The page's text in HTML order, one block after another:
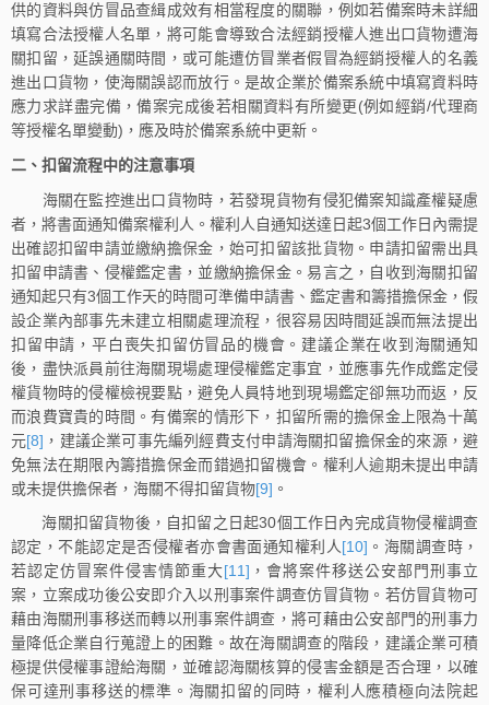
供的資料與仿冒品查緝成效有相當程度的關聯，例如若備案時未詳細
填寫合法授權人名單，將可能會導致合法經銷授權人進出口貨物遭海
關扣留，延誤通關時間，或可能遭仿冒業者假冒為經銷授權人的名義
進出口貨物，使海關誤認而放行。是故企業於備案系統中填寫資料時
應力求詳盡完備，備案完成後若相關資料有所變更(例如經銷/代理商
等授權名單變動)，應及時於備案系統中更新。
二、扣留流程中的注意事項
海關在監控進出口貨物時，若發現貨物有侵犯備案知識產權疑慮
者，將書面通知備案權利人。權利人自通知送達日起3個工作日內需提
出確認扣留申請並繳納擔保金，始可扣留該批貨物。申請扣留需出具
扣留申請書、侵權鑑定書，並繳納擔保金。易言之，自收到海關扣留
通知起只有3個工作天的時間可準備申請書、鑑定書和籌措擔保金，假
設企業內部事先未建立相關處理流程，很容易因時間延誤而無法提出
扣留申請，平白喪失扣留仿冒品的機會。建議企業在收到海關通知
後，盡快派員前往海關現場處理侵權鑑定事宜，並應事先作成鑑定侵
權貨物時的侵權檢視要點，避免人員特地到現場鑑定卻無功而返，反
而浪費寶貴的時間。有備案的情形下，扣留所需的擔保金上限為十萬
元[8] ，建議企業可事先編列經費支付申請海關扣留擔保金的來源，避
免無法在期限內籌措擔保金而錯過扣留機會。權利人逾期未提出申請
或未提供擔保者，海關不得扣留貨物[9] 。
海關扣留貨物後，自扣留之日起30個工作日內完成貨物侵權調查
認定，不能認定是否侵權者亦會書面通知權利人[10] 。海關調查時，
若認定仿冒案件侵害情節重大[11] ，會將案件移送公安部門刑事立
案，立案成功後公安即介入以刑事案件調查仿冒貨物。若仿冒貨物可
藉由海關刑事移送而轉以刑事案件調查，將可藉由公安部門的刑事力
量降低企業自行蒐證上的困難。故在海關調查的階段，建議企業可積
極提供侵權事證給海關，並確認海關核算的侵害金額是否合理，以確
保可達刑事移送的標準。海關扣留的同時，權利人應積極向法院起